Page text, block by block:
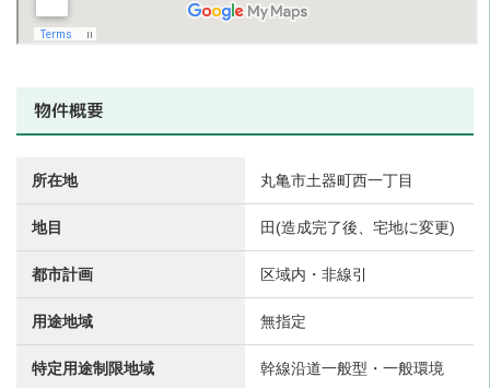
物件概要
所在地 丸亀市土器町西一丁目
地目 田(造成完了後、宅地に変更)
都市計画 区域内・非線引
用途地域 無指定
特定用途制限地域
幹線沿道一般型・一般環境